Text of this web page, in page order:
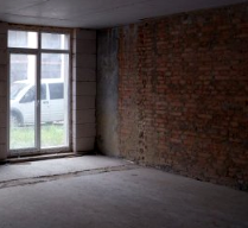
вода и
в эксплуатацию дом 6. ЖК
комплекс,
Детский садик школа,
через дорогу
и Сильпо. В каждом
ЖК имеются кафе,
Отличная
каждые 5 минут в
и Выставочный центр.